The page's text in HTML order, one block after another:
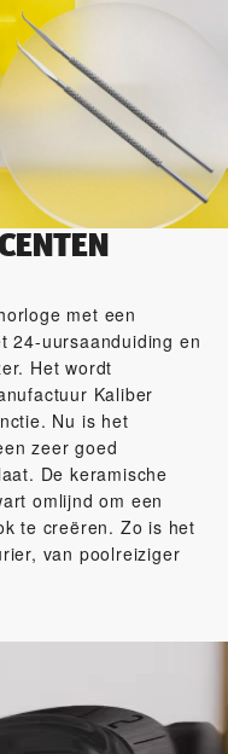
met een
24-uursaanduiding en
Het wordt
Kaliber
Nu is het
zeer goed
De keramische
omlijnd om een
te creëren. Zo is het
van poolreiziger